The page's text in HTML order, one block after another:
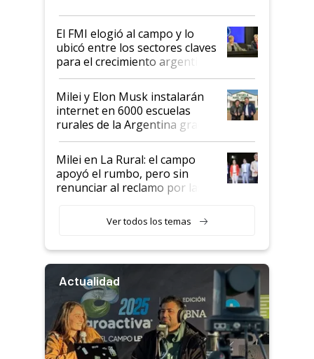
de Milei
El FMI elogió al campo y lo
ubicó entre los sectores claves
para el crecimiento argentino
Milei y Elon Musk instalarán
internet en 6000 escuelas
rurales de la Argentina gracias
a un acuerdo con Starlink
Milei en La Rural: el campo
apoyó el rumbo, pero sin
renunciar al reclamo por las
Ver todos los temas
Actualidad